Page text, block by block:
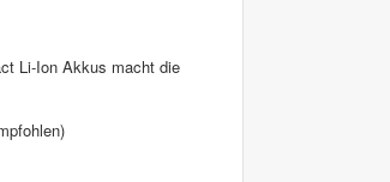
Li-Ion Akkus macht die